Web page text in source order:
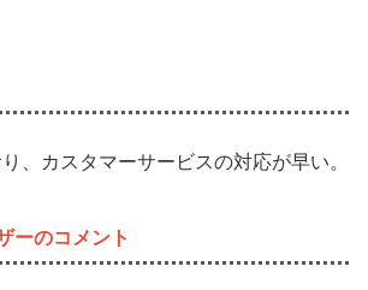
、カスタマーサービスの対応が早い。
ーのコメント